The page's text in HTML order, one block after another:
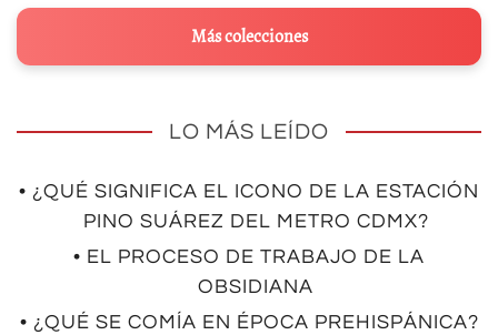
Más colecciones
LO MÁS LEÍDO
• ¿QUÉ SIGNIFICA EL ICONO DE LA ESTACIÓN
PINO SUÁREZ DEL METRO CDMX?
• EL PROCESO DE TRABAJO DE LA
OBSIDIANA
• ¿QUÉ SE COMÍA EN ÉPOCA PREHISPÁNICA?